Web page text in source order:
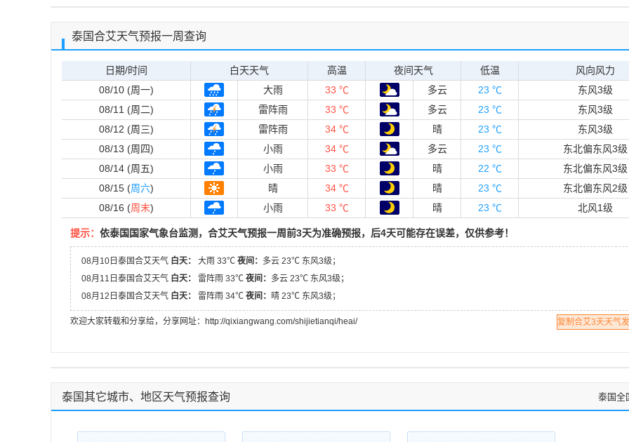
泰国合艾天气预报一周查询
日期/时间 白天天气 高温 夜间天气 低温
风向风力
08/10 (周一)
大雨 33 ℃ 多云 23 ℃
东风3级
08/11 (周二)
雷阵雨 33 ℃ 多云 23 ℃
东风3级
08/12 (周三)
雷阵雨 34 ℃ 晴 23 ℃
东风3级
08/13 (周四)
小雨 34 ℃ 多云 23 ℃
东北偏东风3级
08/14 (周五)
小雨 33 ℃ 晴 22 ℃
东北偏东风3级
08/15 (周六) 晴 34 ℃ 晴 23 ℃
东北偏东风2级
08/16 (周末) 小雨 33 ℃ 晴 23 ℃ 北风1级
提示： 依泰国国家气象台监测，合艾天气预报一周前3天为准确预报，后4天可能存在误差，仅供参考！
08月10日泰国合艾天气 白天： 大雨 33℃ 夜间： 多云 23℃ 东风3级；
08月11日泰国合艾天气 白天： 雷阵雨 33℃ 夜间： 多云 23℃ 东风3级；
08月12日泰国合艾天气 白天： 雷阵雨 34℃ 夜间： 晴 23℃ 东风3级；
欢迎大家转载和分享给，分享网址：http://qixiangwang.com/shijietianqi/heai/ 复制合艾3天天气
泰国其它城市、地区天气预报查询 泰国全